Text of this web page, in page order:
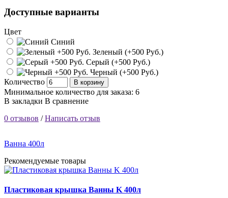
Доступные варианты
Цвет
Синий
Зеленый (+500 Pуб.)
Серый (+500 Pуб.)
Черный (+500 Pуб.)
Количество
В корзину
Минимальное количество для заказа: 6
В закладки В сравнение
0 отзывов /Написать отзыв
Ванна 400л
Рекомендуемые товары
Пластиковая крышка Ванны K 400л